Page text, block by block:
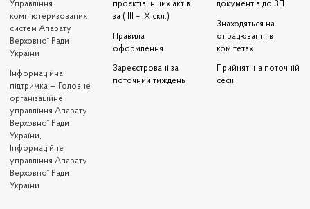
Управління
комп'ютеризованих
систем Апарату
Верховної Ради
України
Iнформаційна
підтримка — Головне
організаційне
управління Апарату
Верховної Ради
України,
Інформаційне
управління Апарату
Верховної Ради
України
проєктів інших актів
за ( III – IX скл.)
Правила
оформлення
Зареєстровані за
поточний тиждень
документів до ЗП
Знаходяться на
опрацюванні в
комітетах
Прийняті на поточній
сесії